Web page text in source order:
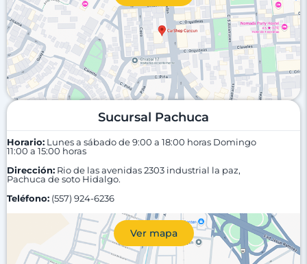
Sucursal Pachuca
Horario: Lunes a sábado de 9:00 a 18:00 horas Domingo
11:00 a 15:00 horas
Dirección: Rio de las avenidas 2303 industrial la paz,
Pachuca de soto Hidalgo.
Teléfono: (557) 924-6236
Ver mapa